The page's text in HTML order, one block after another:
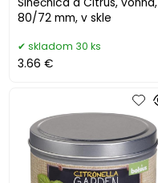
80/72 mm, v skle
skladom 30 ks
3.66 €